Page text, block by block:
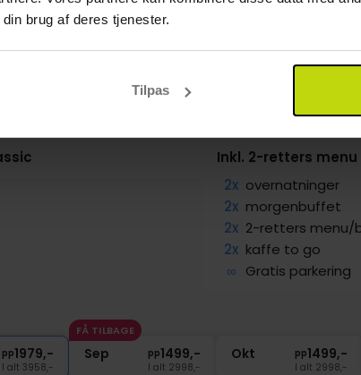
brug af deres tjenester.
Tilpas
Inkl. 2-retters menu
2x overnatninger
2x morgenbuffet
2x 2-retters menu/
2x kaffe to go
∞ Gratis parkering
pp1979,-
I alt 3958,-
FÅ TILBAGE
Sep pp1499,-
I alt 2998,-
Okt pp1499,-
I alt 2998,-